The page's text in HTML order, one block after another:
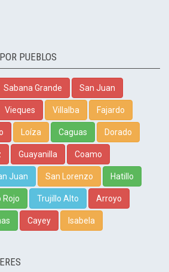
PUEBLOS
Sabana Grande San Juan
Vieques Villalba Fajardo
Loíza Caguas Dorado
Guayanilla Coamo
Juan San Lorenzo Hatillo
Rojo Trujillo Alto Arroyo
Cayey Isabela